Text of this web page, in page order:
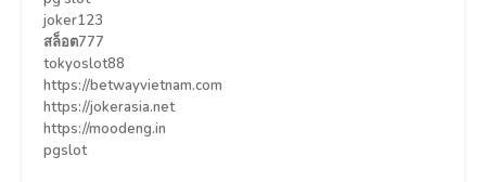
joker123
สล็อต777
tokyoslot88
https://betwayvietnam.com
https://jokerasia.net
https://moodeng.in
pgslot